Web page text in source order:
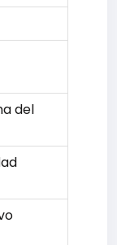
del